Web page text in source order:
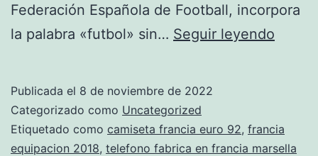
Federación Española de Football, incorpora
la palabra «futbol» sin… Seguir leyendo
Publicada el 8 de noviembre de 2022
Categorizado como Uncategorized
Etiquetado como camiseta francia euro 92, francia
equipacion 2018, telefono fabrica en francia marsella